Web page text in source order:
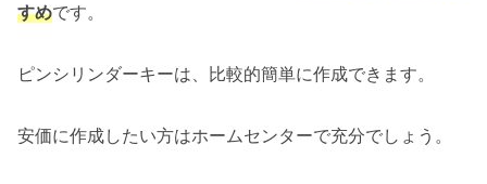
すめです。
ピンシリンダーキーは、比較的簡単に作成できます。
安価に作成したい方はホームセンターで充分でしょう。